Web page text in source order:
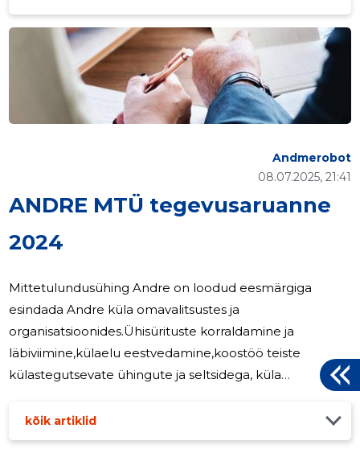
ANDRE MTÜ tegevusaruanne
2024
08.07.2025, 21:41
Andmerobot
Mittetulundusühing Andre on loodud eesmärgiga
esindada Andre küla omavalitsustes ja
organisatsioonides.Ühisürituste korraldamine ja
läbiviimine,külaelu eestvedamine,koostöö teiste
külastegutsevate ühingute ja seltsidega, küla
probleemide lahendamine ja ettevõtluskeskkonna
soodustamine koostöös kõigi külaelanike ja Põlva
kõik artiklid